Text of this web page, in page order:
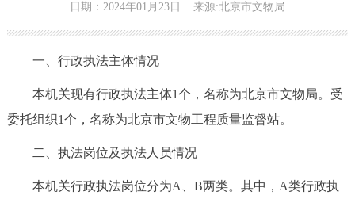
日期：2024年01月23日 来源:北京市文物局
一、行政执法主体情况
本机关现有行政执法主体1个，名称为北京市文物局。受
委托组织1个，名称为北京市文物工程质量监督站。
二、执法岗位及执法人员情况
本机关行政执法岗位分为A、B两类。其中，A类行政执